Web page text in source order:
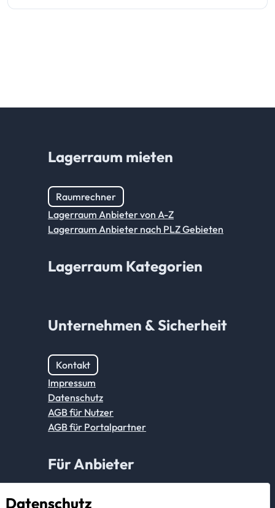
Datenschutz
Lagerraum mieten
Raumrechner
Lagerraum Anbieter von A-Z
Lagerraum Anbieter nach PLZ Gebieten
Lagerraum Kategorien
Unternehmen & Sicherheit
Kontakt
Impressum
Datenschutz
AGB für Nutzer
AGB für Portalpartner
Für Anbieter
Anmeldung Partnerkonto